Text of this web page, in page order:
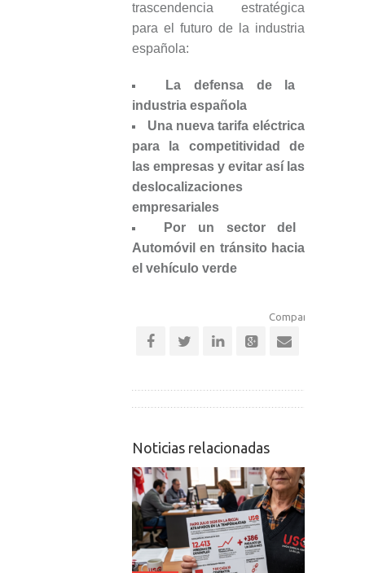
trascendencia estratégica
para el futuro de la industria
española:
La defensa de la
industria española
Una nueva tarifa eléctrica
para la competitividad de
las empresas y evitar así las
deslocalizaciones
empresariales
Por un sector del
Automóvil en tránsito hacia
el vehículo verde
Comparte esta
Noticias relacionadas